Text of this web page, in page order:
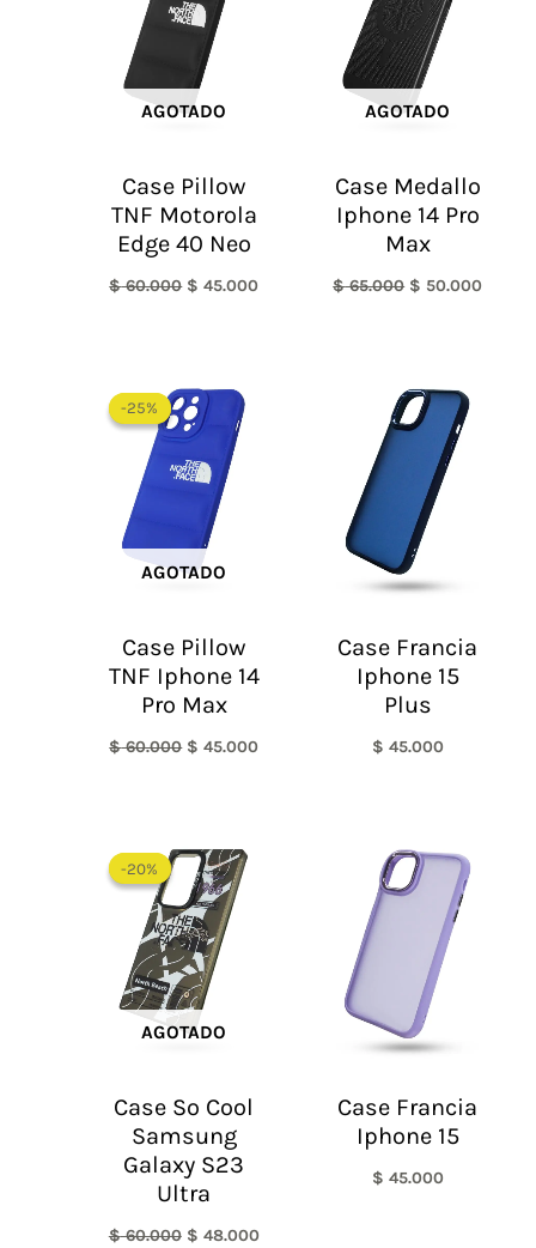
AGOTADO
Case Pillow
TNF Motorola
Edge 40 Neo
$60.000 $ 45.000
AGOTADO
Case Medallo
Iphone 14 Pro
Max
$65.000 $ 50.000
-25%
AGOTADO
-25%
Case Pillow
TNF Iphone 14
Pro Max
$60.000
precio
original
era:
$ 60.000.
$ 45.000
Case Francia
Iphone 15
Plus
$ 45.000
-20%
AGOTADO
-20%
Case So Cool
Samsung
Galaxy S23
Ultra
$60.000
precio
original
era:
$ 60.000.
$ 48.000
Case Francia
Iphone 15
$ 45.000